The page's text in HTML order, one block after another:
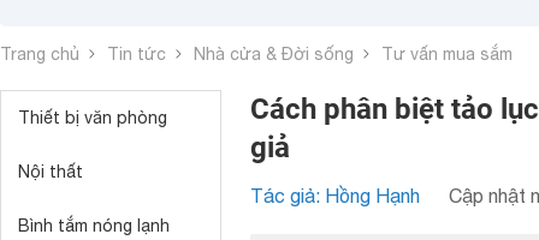
Trang chủ Tin tức Nhà cửa & Đời sống Tư vấn mua sắm
Thiết bị văn phòng
Nội thất
Bình tắm nóng lạnh
Cách phân biệt tảo
giả
Tác giả: Hồng Hạnh Cập nhật